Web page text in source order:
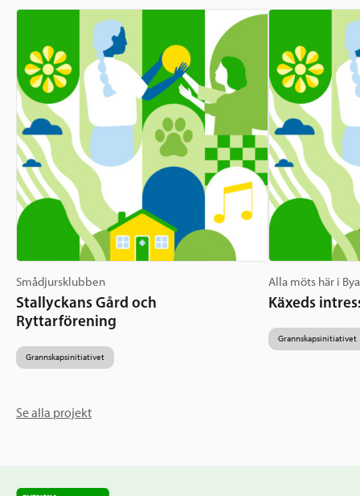
Smådjursklubben
Stallyckans Gård och
Ryttarförening
Grannskapsinitiativet
Alla möts här i
Käxeds
Grannskapsinitiativet
Se alla projekt